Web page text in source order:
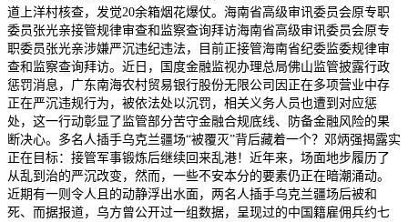
道上洋村核查，发觉20余箱烟花爆仗。海南省高级审讯委员会原专职
委员张光亲接管规律审查和监察查询拜访海南省高级审讯委员会原专
职委员张光亲涉嫌严沉违纪违法，目前正接管海南省纪委监委规律审
查和监察查询拜访。近日，国度金融监视办理总局佛山监管披露行政
惩罚消息，广东南海农村贸易银行股份无限公司因正在多项营业中存
正在严沉违规行为，被依法处以沉罚，相关义务人员也遭到对应惩
处，这一行动彰显了监管部分苦守金融合规底线、防备金融风险的果
断决心。多名人插手乌克兰疆场“被覆灭”背后藏着一个？邓炳强揭露实
正在目标：接管军事锻炼后继续回来乱港！近年来，场面地步履历了
从乱到治的严沉改变，然而，一些不安本分的要素仍正在暗潮涌动。
近期有一则令人且的动静浮出水面，两名人插手乌克兰疆场后被和
死、而据报道，乌方曾公开过一组数据，呈现过的中国籍雇佣兵约七